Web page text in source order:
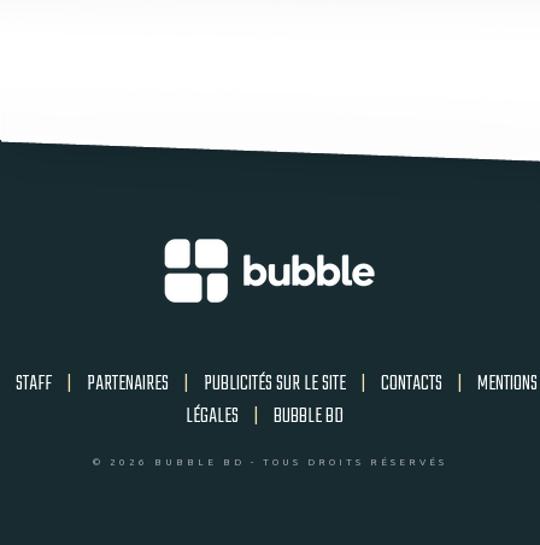
STAFF | PARTENAIRES | PUBLICITÉS SUR LE SITE | CONTACTS | MENTIONS
LÉGALES | BUBBLE BD
© 2026 BUBBLE BD - TOUS DROITS RÉSERVÉS